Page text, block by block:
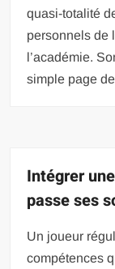
quasi-totalité
personnels de
l’académie.
simple page
Intégrer
passe ses
Un joueur
compétences